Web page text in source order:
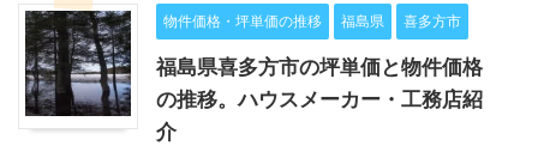
物件価格・坪単価の推移 福島県 喜多方市
福島県喜多方市の坪単価と物件価格
の推移。ハウスメーカー・工務店紹
介